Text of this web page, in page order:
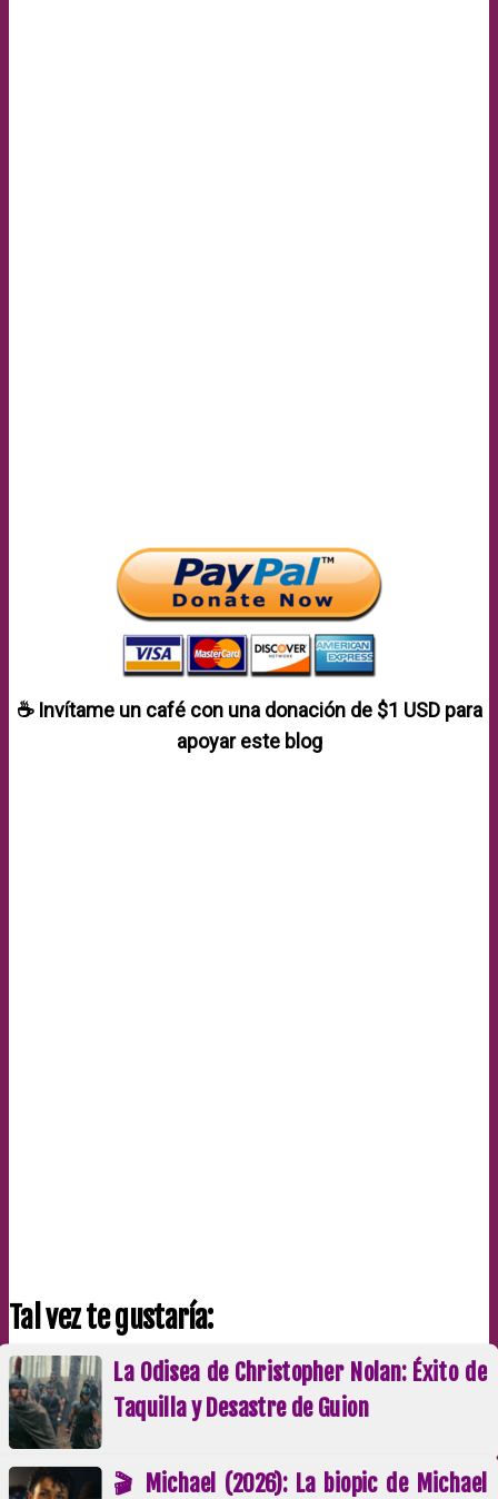
☕ Invítame un café con una donación de $1 USDpara
apoyar este blog
Tal vez te gustaría:
La Odisea de Christopher Nolan: Éxito de
Taquilla y Desastre de Guion
🎬 Michael (2026): La biopic de Michael